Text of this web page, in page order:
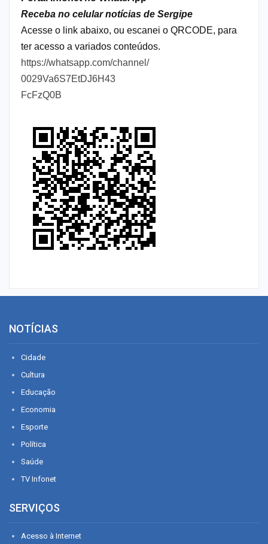
Receba no celular notícias de Sergipe
Acesse o link abaixo, ou escanei o QRCODE, para
ter acesso a variados conteúdos.
https://whatsapp.com/channel/
0029Va6S7EtDJ6H43
FcFzQ0B
NOTÍCIAS
Cidade
Cultura
Educação
Economia
Esporte
Política
Saúde
TV Infonet
SERVIÇOS
Acesso à Internet